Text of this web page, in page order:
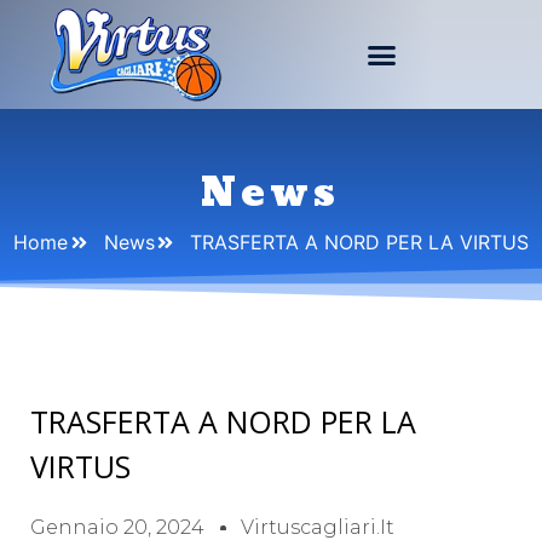
News
Home News TRASFERTA A NORD PER LA VIRTUS
TRASFERTA A NORD PER LA
VIRTUS
Gennaio 20, 2024 Virtuscagliari.it